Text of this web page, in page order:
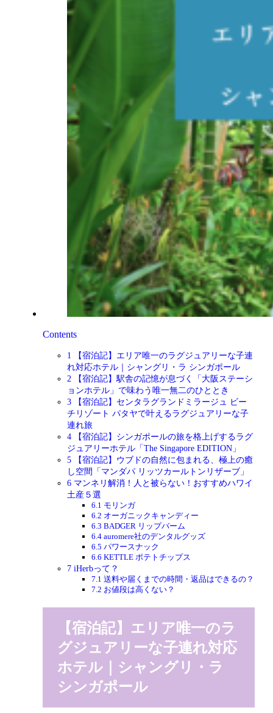
Contents
1
【宿泊記】エリア唯一のラグジュアリーな子連
れ対応ホテル｜シャングリ・ラ シンガポール
2 【宿泊記】駅舎の記憶が息づく「大阪ステーシ
ョンホテル」で味わう唯一無二のひととき
3 【宿泊記】センタラグランドミラージュ ビー
チリゾート パタヤで叶えるラグジュアリーな子
連れ旅
4 【宿泊記】シンガポールの旅を格上げするラグ
ジュアリーホテル「The Singapore EDITION」
5 【宿泊記】ウブドの自然に包まれる、極上の癒
し空間「マンダパ リッツカールトンリザーブ」
6 マンネリ解消！人と被らない！おすすめハワイ
土産５選
6.1 モリンガ
6.2 オーガニックキャンディー
6.3 BADGER リップバーム
6.4 auromere社のデンタルグッズ
6.5 パワースナック
6.6 KETTLE ポテトチップス
7 iHerbって？
7.1 送料や届くまでの時間・返品はできるの？
7.2 お値段は高くない？
【宿泊記】エリア唯一のラ
グジュアリーな子連れ対応
ホテル｜シャングリ・ラ
シンガポール